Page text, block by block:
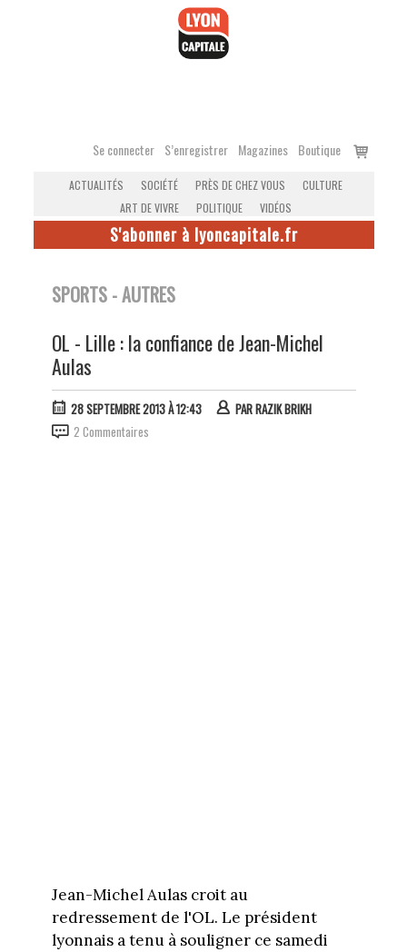
Se connecter S’enregistrer Magazines Boutique
Voir
ACTUALITÉS SOCIÉTÉ PRÈS DE CHEZ VOUS
CULTURE
ART DE VIVRE
POLITIQUE VIDÉOS
S'abonner à lyoncapitale.fr
SPORTS - AUTRES
OL - Lille : la confiance de Jean-Michel
Aulas
28 SEPTEMBRE 2013 À 12:43 PARRAZIK BRIKH
2 Commentaires
Jean-Michel Aulas croit au
redressement de l'OL. Le président
lyonnais a tenu à souligner ce samedi